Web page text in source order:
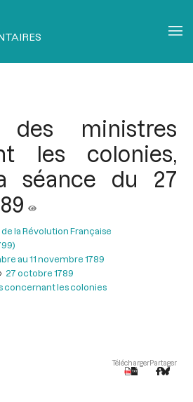
des ministres
les colonies,
séance du 27
la Révolution Française
au 11 novembre 1789
27 octobre 1789
concernant les colonies
TéléchargerPartager